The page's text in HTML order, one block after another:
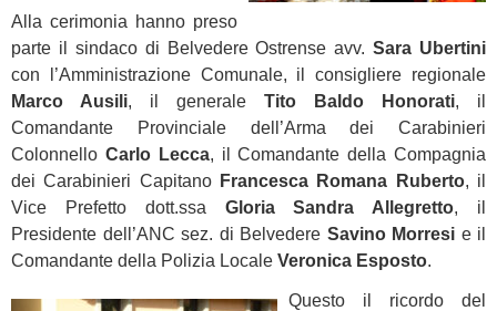
Alla cerimonia hanno preso
parte il sindaco di Belvedere Ostrense avv.Sara Ubertini
con l’Amministrazione Comunale, il consigliere regionale
Marco Ausili, il generale Tito Baldo Honorati, il
Comandante Provinciale dell’Arma dei Carabinieri
Colonnello Carlo Lecca, il Comandante della Compagnia
dei Carabinieri Capitano Francesca Romana Ruberto, il
Vice Prefetto dott.ssa Gloria Sandra Allegretto, il
Presidente dell’ANC sez. di Belvedere Savino Morresi e il
Comandante della Polizia Locale Veronica Esposto.
Questo il ricordo del